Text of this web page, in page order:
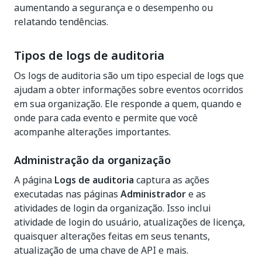
aumentando a segurança e o desempenho ou
relatando tendências.
Tipos de logs de auditoria
Os logs de auditoria são um tipo especial de logs que
ajudam a obter informações sobre eventos ocorridos
em sua organização. Ele responde a quem, quando e
onde para cada evento e permite que você
acompanhe alterações importantes.
Administração da organização
A página Logs de auditoria captura as ações
executadas nas páginas Administradore as
atividades de login da organização. Isso inclui
atividade de login do usuário, atualizações de licença,
quaisquer alterações feitas em seus tenants,
atualização de uma chave de API e mais.